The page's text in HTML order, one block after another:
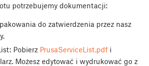
potrzebujemy dokumentacji:
do zatwierdzenia przez nasz
Pobierz PrusaServiceList.pdfi
Możesz edytować i wydrukować go z